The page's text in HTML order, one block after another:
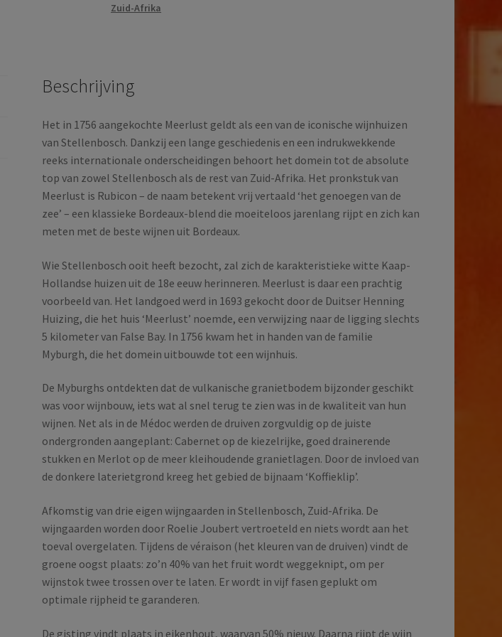
Stellenbosch
|
aantal
Zuid-Afrika
Beschrijving
Het in 1756 aangekochte Meerlust geldt als een van de iconische wijnhuizen
van Stellenbosch. Dankzij een lange geschiedenis en een indrukwekkende
reeks internationale onderscheidingen behoort het domein tot de absolute
top van zowel Stellenbosch als de rest van Zuid-Afrika. Het pronkstuk van
Meerlust is Rubicon – de naam betekent vrij vertaald ‘het genoegen van de
zee’ – een klassieke Bordeaux-blend die moeiteloos jarenlang rijpt en zich kan
meten met de beste wijnen uit Bordeaux.
Wie Stellenbosch ooit heeft bezocht, zal zich de karakteristieke witte Kaap-
Hollandse huizen uit de 18e eeuw herinneren. Meerlust is daar een prachtig
voorbeeld van. Het landgoed werd in 1693 gekocht door de Duitser Henning
Huizing, die het huis ‘Meerlust’ noemde, een verwijzing naar de ligging slechts
5 kilometer van False Bay. In 1756 kwam het in handen van de familie
Myburgh, die het domein uitbouwde tot een wijnhuis.
De Myburghs ontdekten dat de vulkanische granietbodem bijzonder geschikt
was voor wijnbouw, iets wat al snel terug te zien was in de kwaliteit van hun
wijnen. Net als in de Médoc werden de druiven zorgvuldig op de juiste
ondergronden aangeplant: Cabernet op de kiezelrijke, goed drainerende
stukken en Merlot op de meer kleihoudende granietlagen. Door de invloed van
de donkere laterietgrond kreeg het gebied de bijnaam ‘Koffieklip’.
Afkomstig van drie eigen wijngaarden in Stellenbosch, Zuid-Afrika. De
wijngaarden worden door Roelie Joubert vertroeteld en niets wordt aan het
toeval overgelaten. Tijdens de véraison (het kleuren van de druiven) vindt de
groene oogst plaats: zo’n 40% van het fruit wordt weggeknipt, om per
wijnstok twee trossen over te laten. Er wordt in vijf fasen geplukt om
optimale rijpheid te garanderen.
De gisting vindt plaats in eikenhout, waarvan 50% nieuw. Daarna rijpt de wijn